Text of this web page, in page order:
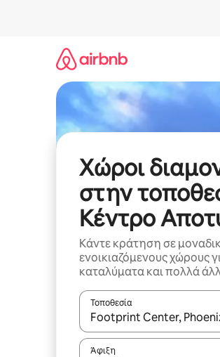
Χώροι
στην
Κέντρο
Κάντε κράτηση σε
ενοικιαζόμενους χώρους
καταλύματα και πολλά
Τοποθεσία
Όταν τα αποτελέσματα
Άφιξη